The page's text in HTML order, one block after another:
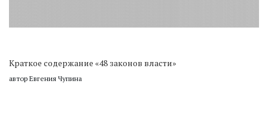
Краткое содержание «48 законов власти»
автор Евгения Чупина